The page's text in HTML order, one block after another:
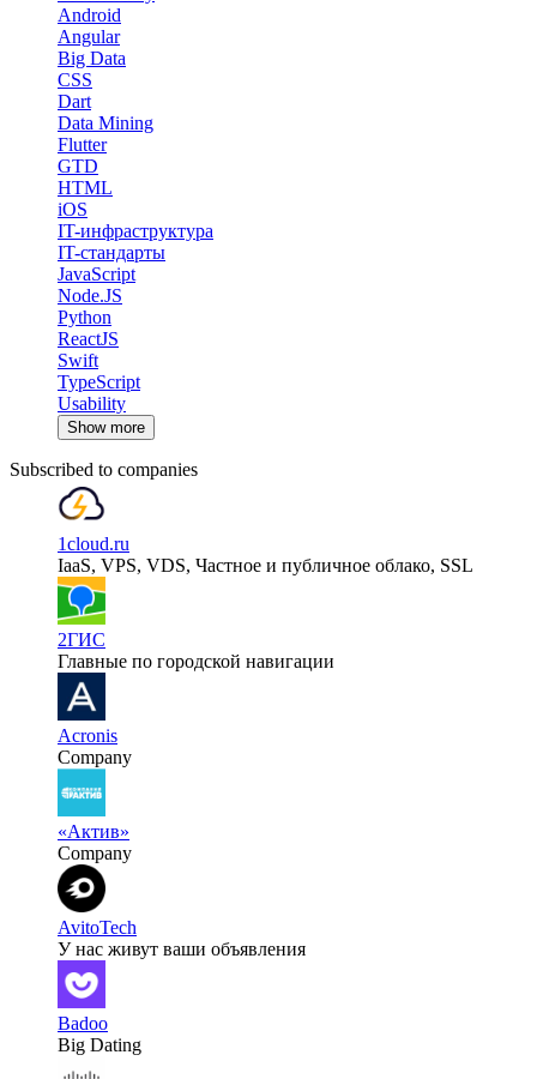
Android
Angular
Big Data
CSS
Dart
Data Mining
Flutter
GTD
HTML
iOS
IT-инфраструктура
IT-стандарты
JavaScript
Node.JS
Python
ReactJS
Swift
TypeScript
Usability
Show more
Subscribed to companies
1cloud.ru
IaaS, VPS, VDS, Частное и публичное облако, SSL
2ГИС
Главные по городской навигации
Acronis
Company
«Актив»
Company
AvitoTech
У нас живут ваши объявления
Badoo
Big Dating